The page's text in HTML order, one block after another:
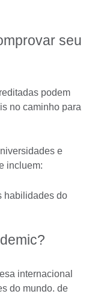
seu
podem
no caminho para
e
incluem:
habilidades do
internacional
do mundo. de